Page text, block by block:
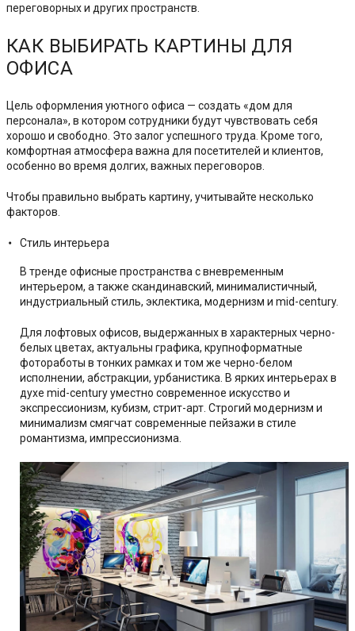
переговорных и других пространств.
КАК ВЫБИРАТЬ КАРТИНЫ ДЛЯ
ОФИСА
Цель оформления уютного офиса — создать «дом для
персонала», в котором сотрудники будут чувствовать себя
хорошо и свободно. Это залог успешного труда. Кроме того,
комфортная атмосфера важна для посетителей и клиентов,
особенно во время долгих, важных переговоров.
Чтобы правильно выбрать картину, учитывайте несколько
факторов.
Стиль интерьера
В тренде офисные пространства с вневременным
интерьером, а также скандинавский, минималистичный,
индустриальный стиль, эклектика, модернизм и mid-century.
Для лофтовых офисов, выдержанных в характерных черно-
белых цветах, актуальны графика, крупноформатные
фотоработы в тонких рамках и том же черно-белом
исполнении, абстракции, урбанистика. В ярких интерьерах в
духе mid-century уместно современное искусство и
экспрессионизм, кубизм, стрит-арт. Строгий модернизм и
минимализм смягчат современные пейзажи в стиле
романтизма, импрессионизма.